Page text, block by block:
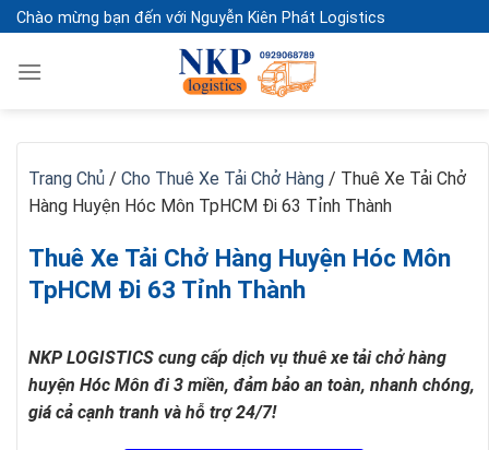
Skip
to
content
Chào mừng bạn đến với Nguyễn Kiên Phát Logistics
Trang Chủ / Cho Thuê Xe Tải Chở Hàng / Thuê Xe Tải Chở
Hàng Huyện Hóc Môn TpHCM Đi 63 Tỉnh Thành
Thuê Xe Tải Chở Hàng Huyện Hóc Môn
TpHCM Đi 63 Tỉnh Thành
NKP LOGISTICS cung cấp dịch vụ thuê xe tải chở hàng
huyện Hóc Môn đi 3 miền, đảm bảo an toàn, nhanh chóng,
giá cả cạnh tranh và hỗ trợ 24/7!